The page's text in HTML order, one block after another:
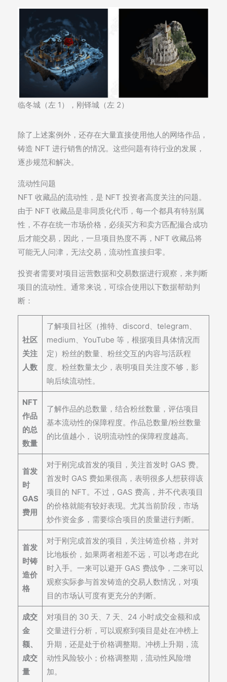
临冬城（左 1），刚铎城（左 2）
除了上述案例外，还存在大量直接使用他人的网络作品，
铸造 NFT 进行销售的情况。这些问题有待行业的发展，
逐步规范和解决。
流动性问题
NFT 收藏品的流动性，是 NFT 投资者高度关注的问题。
由于 NFT 收藏品是非同质化代币，每一个都具有特别属
性，不存在统一市场价格，必须买方和卖方匹配撮合成功
后才能交易，因此，一旦项目热度不再，NFT 收藏品将
可能无人问津，无法交易，流动性直接归零。
投资者需要对项目运营数据和交易数据进行观察，来判断
项目的流动性。通常来说，可综合使用以下数据帮助判
断：
社区
关注
人数
了解项目社区（推特、discord、telegram、
medium、YouTube 等，根据项目具体情况而
定）粉丝的数量、粉丝交互的内容与活跃程
度。粉丝数量太少，表明项目关注度不够，影
响后续流动性。
NFT
作品
的总
数量
了解作品的总数量，结合粉丝数量，评估项目
基本流动性的保障程度。作品总数量/粉丝数量
的比值越小， 说明流动性的保障程度越高。
首发
时
GAS
费用
对于刚完成首发的项目，关注首发时 GAS 费。
首发时 GAS 费如果很高，表明很多人想获得该
项目的 NFT。不过，GAS 费高，并不代表项目
的价格就能有较好表现。尤其当前阶段，市场
炒作资金多，需要综合项目的质量进行判断。
首发
时铸
造价
格
对于刚完成首发的项目，关注铸造价格，并对
比地板价，如果两者相差不远，可以考虑在此
时入手。一来可以避开 GAS 费战争，二来可以
观察实际参与首发铸造的交易人数情况，对项
目的市场认可度有更充分的判断。
成交
金
额、
成交
量
对项目的 30 天、7 天、24 小时成交金额和成
交量进行分析，可以观察到项目是处在冲榜上
升期，还是处于价格调整期。冲榜上升期，流
动性风险较小；价格调整期，流动性风险增
加。